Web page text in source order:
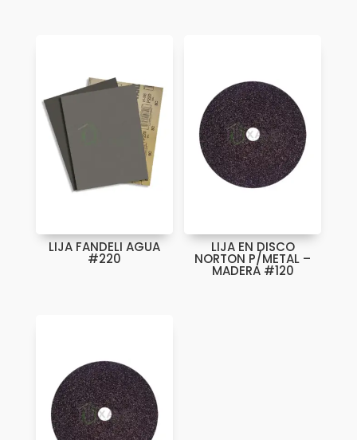
LIJA FANDELI AGUA
#220
LIJA EN DISCO
NORTON P/METAL –
MADERA #120